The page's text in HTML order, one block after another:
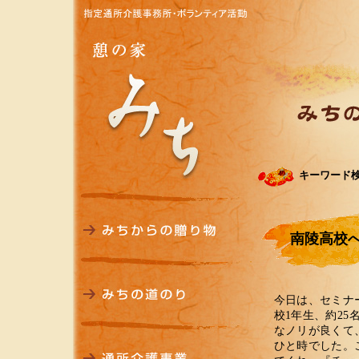
キーワード
南陵高校
今日は、セミナ
校1年生、約25
なノリが良く
ひと時でした。